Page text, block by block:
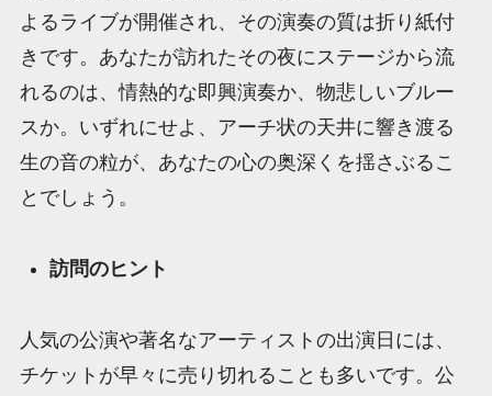
よるライブが開催され、その演奏の質は折り紙付
きです。あなたが訪れたその夜にステージから流
れるのは、情熱的な即興演奏か、物悲しいブルー
スか。いずれにせよ、アーチ状の天井に響き渡る
生の音の粒が、あなたの心の奥深くを揺さぶるこ
とでしょう。
訪問のヒント
人気の公演や著名なアーティストの出演日には、
チケットが早々に売り切れることも多いです。公